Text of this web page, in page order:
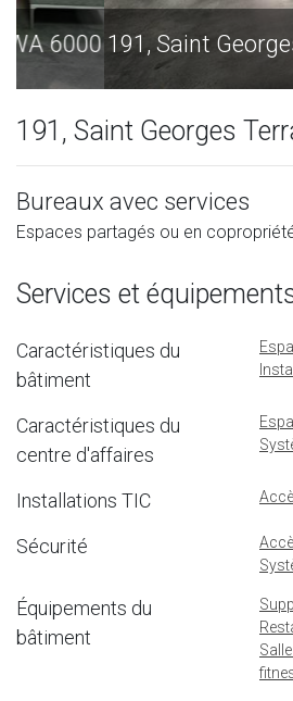
191, Saint Georges
191, Saint Georges
Bureaux avec services
Espaces partagés ou en
Services et
Caractéristiques du
bâtiment
Caractéristiques du
centre d'affaires
Installations TIC
Sécurité
Équipements du
bâtiment